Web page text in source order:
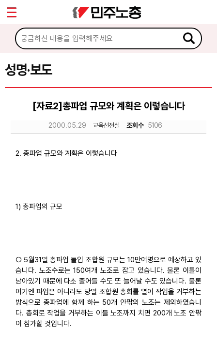
성명·보도
[자료2]총파업 규모와 계획은 이렇습니다
2000.05.29 교육선전실 조회수 5106
2. 총파업 규모와 계획은 이렇습니다
1) 총파업의 규모
○ 5월31일 총파업 돌입 조합원 규모는 10만여명으로 예상하고 있
습니다. 노조수로는 150여개 노조로 잡고 있습니다. 물론 이틀이
남아있기 때문에 다소 줄어들 수도 또 늘어날 수도 있습니다. 물론
여기엔 파업은 아니라도 당일 조합원 총회를 열어 작업을 거부하는
방식으로 총파업에 함께 하는 50개 안팎의 노조는 제외하였습니
다. 총회로 작업을 거부하는 이들 노조까지 치면 200개 노조 안팎
이 참가할 것입니다.
마이페이지
소개
소식
공지사항
성명·보도
노동상담
부설기관
Sketchbook5, 스케치북5
Sketchbook5, 스케치북5